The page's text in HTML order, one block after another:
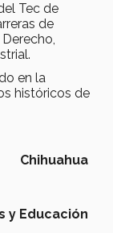
Tec de
de
en la
históricos de
Chihuahua
y Educación